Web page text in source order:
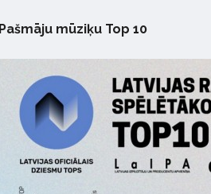
Pašmāju mūziķu Top 10